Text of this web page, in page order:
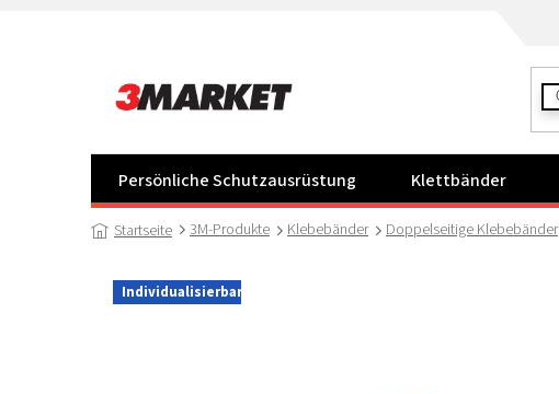
Persönliche Schutzausrüstung Klettbänder
Startseite 3M-Produkte Klebebänder Doppelseitige Klebebänder
Individualisierbar